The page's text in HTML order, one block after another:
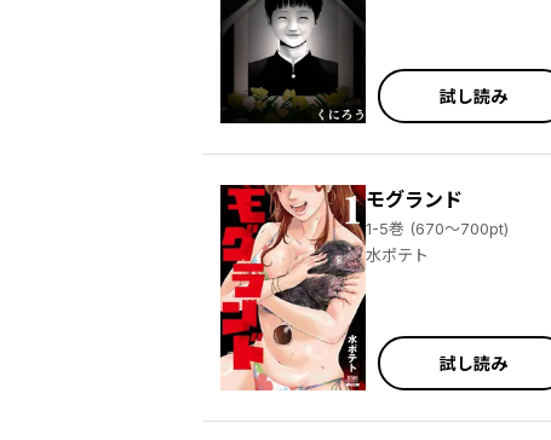
試し読み
モグランド
1-5巻 (670～700pt)
水ポテト
試し読み